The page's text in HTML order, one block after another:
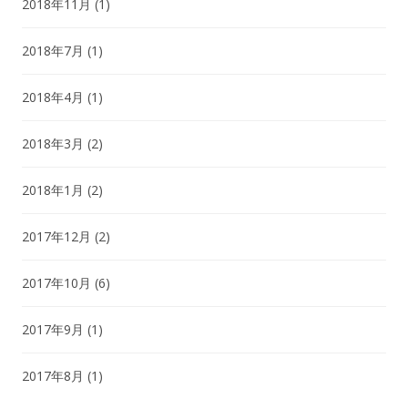
2018年11月 (1)
2018年7月 (1)
2018年4月 (1)
2018年3月 (2)
2018年1月 (2)
2017年12月 (2)
2017年10月 (6)
2017年9月 (1)
2017年8月 (1)